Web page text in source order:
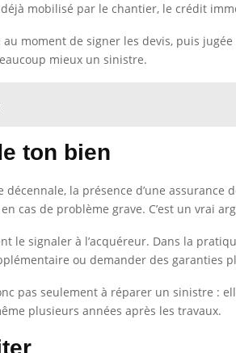
mobilisé par le chantier, le crédit
moment de signer les devis, puis
mieux un sinistre.
ton bien
la présence d’une assurance
cas de problème grave. C’est un vrai
le signaler à l’acquéreur. Dans la
ou demander des garanties
pas seulement à réparer un sinistre :
plusieurs années après les travaux.